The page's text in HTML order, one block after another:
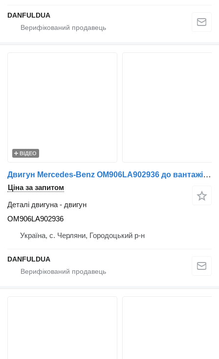
DANFULDUA
ВІДЕО
Двигун Mercedes-Benz OM906LA902936 до вантажівки Mercedes-Benz
Ціна за запитом
Деталі двигуна - двигун
OM906LA902936
Україна, с. Черляни, Городоцький р-н
DANFULDUA